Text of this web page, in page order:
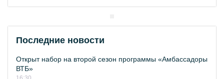
Последние новости
Открыт набор на второй сезон программы «Амбассадоры
ВТБ»